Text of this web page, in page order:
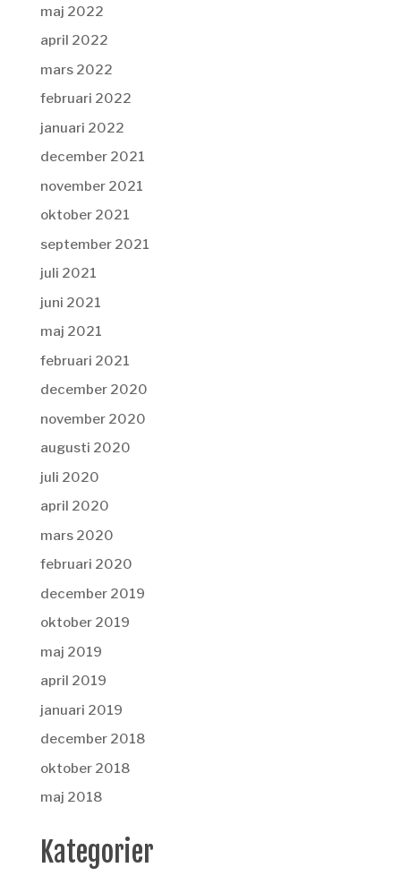
maj 2022
april 2022
mars 2022
februari 2022
januari 2022
december 2021
november 2021
oktober 2021
september 2021
juli 2021
juni 2021
maj 2021
februari 2021
december 2020
november 2020
augusti 2020
juli 2020
april 2020
mars 2020
februari 2020
december 2019
oktober 2019
maj 2019
april 2019
januari 2019
december 2018
oktober 2018
maj 2018
Kategorier